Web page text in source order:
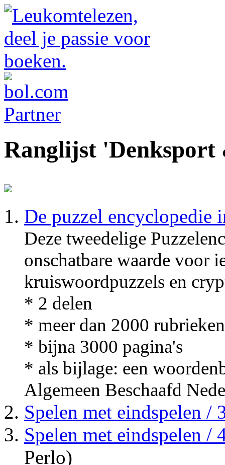
Ranglijst 'Denksport
De puzzel encyclopedie
Deze tweedelige
onschatbare waarde voor
kruiswoordpuzzels en
* 2 delen
* meer dan 2000 rubrieken
* bijna 3000 pagina's
* als bijlage: een
Algemeen Beschaafd
Spelen met eindspelen /
Spelen met eindspelen /
Perlo)